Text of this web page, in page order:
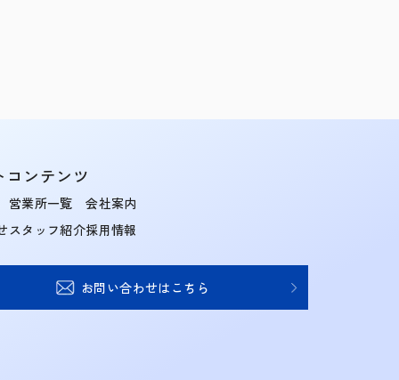
コンテンツ
営業所一覧
スタッフ紹介
会社案内
採用情報
お問い合わせはこちら